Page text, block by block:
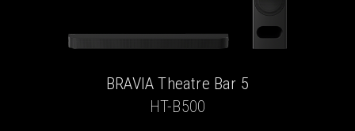
BRAVIA Theatre Bar 5
HT-B500